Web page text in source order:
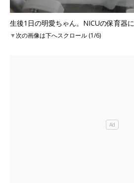
生後1日の明愛ちゃん。NICUの保育器に
▼次の画像は下へスクロール (1/6)